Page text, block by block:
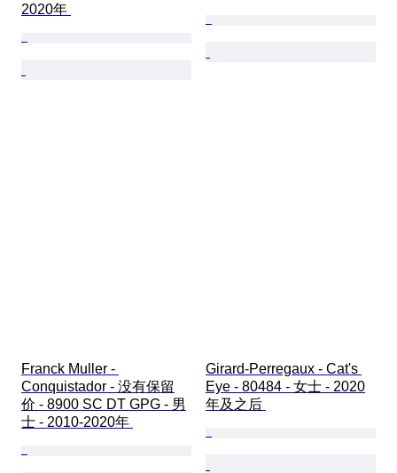
2020年
Franck Muller -
Conquistador - 没有保留
价 - 8900 SC DT GPG - 男
士 - 2010-2020年
Girard-Perregaux - Cat's
Eye - 80484 - 女士 - 2020
年及之后